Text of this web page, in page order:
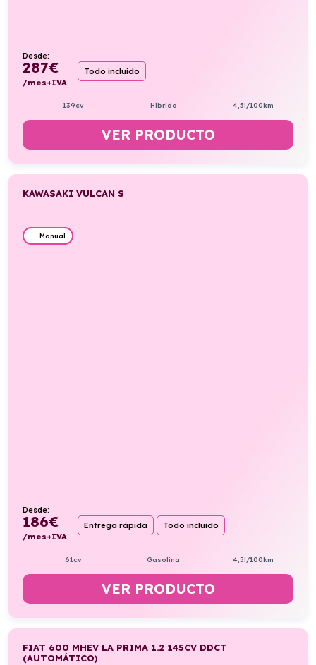
Desde:
287€
/mes+IVA
Todo incluido
139cv Híbrido 4,5l/100km
VER PRODUCTO
KAWASAKI VULCAN S
Manual
Desde:
186€
/mes+IVA
Entrega rápida Todo incluido
61cv Gasolina 4,5l/100km
VER PRODUCTO
FIAT 600 MHEV LA PRIMA 1.2 145CV DDCT
(AUTOMÁTICO)